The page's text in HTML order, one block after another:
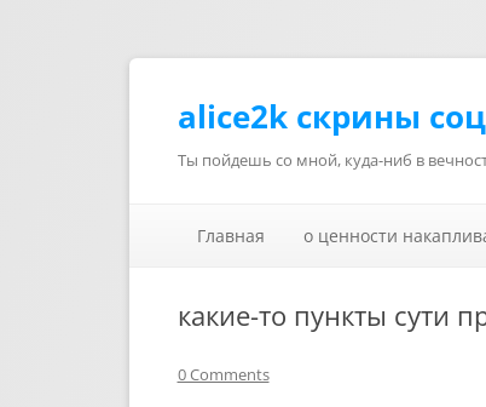
alice2k скрины
Ты пойдешь со мной, куда-ниб в
Главная
о ценности
какие-то пункты сути
0 Comments